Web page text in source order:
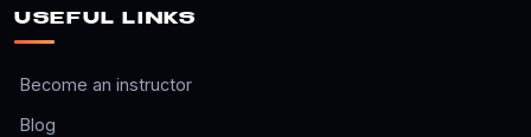
USEFUL LINKS
Become an instructor
Blog